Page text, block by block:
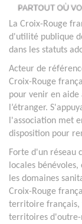
La Croix-Rouge
d'utilité publique
dans les statuts
Acteur de
Croix-Rouge
pour venir en aide
l’étranger.
l'association met
disposition pour
Forte d'un réseau
locales
les domaines
Croix-Rouge
territoire français,
territoires d'outre-